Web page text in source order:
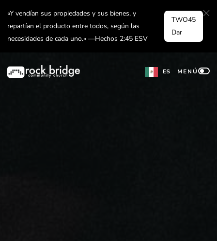
contenido
«Y vendían sus propiedades y sus bienes, y
repartían el producto entre todos, según las
necesidades de cada uno.» —Hechos 2:45 ESV
TWO45
Dar
ES MENÚ